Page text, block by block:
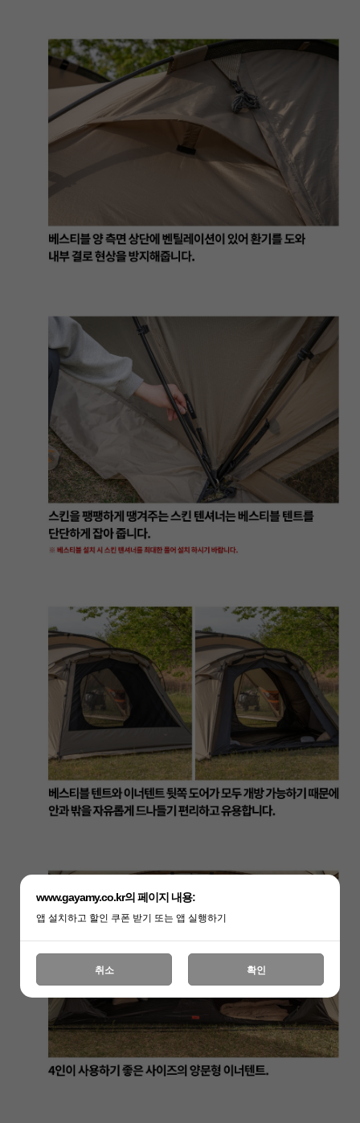
www.gayamy.co.kr의 페이지 내용:
앱 설치하고 할인 쿠폰 받기 또는 앱 실행하기
취소 확인